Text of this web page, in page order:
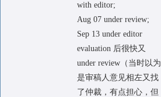
with editor;
Aug 07 under review;
Sep 13 under editor
evaluation 后很快又
under review（当时以为
是审稿人意见相左又找
了仲裁，有点担心，但